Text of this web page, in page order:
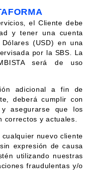
el Cliente debe
y tener una cuenta
(USD) en una
por la SBS. La
será de uso
adicional a fin de
deberá cumplir con
asegurarse que los
correctos y actuales.
cualquier nuevo cliente
expresión de causa
utilizando nuestras
fraudulentas y/o